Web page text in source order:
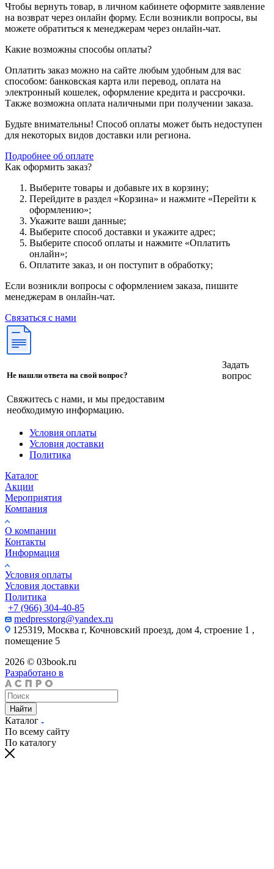
Чтобы вернуть товар, в личном кабинете оформите заявление
на возврат через онлайн форму. Если возникли вопросы, вы
можете обратиться к менеджерам через онлайн-чат.
Какие возможны способы оплаты?
Оплатить заказ можно на сайте любым удобным для вас
способом: банковская карта или перевод, оплата на
электронный кошелек, оформление кредита и рассрочки.
Также возможна оплата наличными при получении заказа.
Будьте внимательны! Способ оплаты может быть недоступен
для некоторых видов доставки или региона.
Подробнее об оплате
Как оформить заказ?
Выберите товары и добавьте их в корзину;
Перейдите в раздел «Корзина» и нажмите «Перейти к
оформлению»;
Укажите ваши данные;
Выберите способ доставки и укажите адрес;
Выберите способ оплаты и нажмите «Оплатить
онлайн»;
Оплатите заказ, и он поступит в обработку;
Если возникли вопросы с оформлением заказа, пишите
менеджерам в онлайн-чат.
Связаться с нами
Не нашли ответа на свой вопрос?
Свяжитесь с нами, и мы предоставим
необходимую информацию.
Задать
вопрос
Условия оплаты
Условия доставки
Политика
Каталог
Акции
Мероприятия
Компания
О компании
Контакты
Информация
Условия оплаты
Условия доставки
Политика
+7 (966) 304-40-85
medpresstorg@yandex.ru
125319, Москва г, Кочновский проезд, дом 4, строение 1 ,
помещение 5
2026 © 03book.ru
Разработано в
Найти
Каталог
По всему сайту
По каталогу